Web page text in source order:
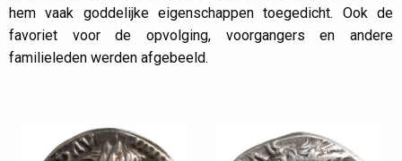
hem vaak goddelijke eigenschappen toegedicht. Ook de
favoriet voor de opvolging, voorgangers en andere
familieleden werden afgebeeld.